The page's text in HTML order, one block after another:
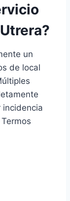
un
de local
incidencia